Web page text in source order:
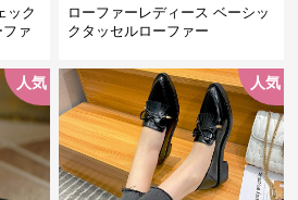
ック
ァ
ローファーレディース ベーシッ
クタッセルローファー
人気 人気